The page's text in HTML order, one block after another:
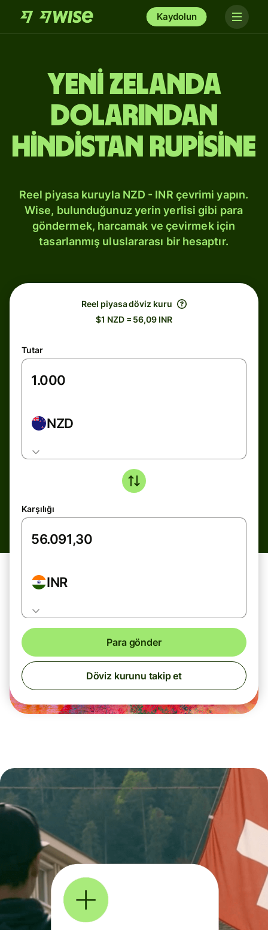
Kaydolun
Yeni Zelanda
dolarından
Hindistan rupisine
Reel piyasa kuruyla NZD - INR çevrimi yapın.
Wise, bulunduğunuz yerin yerlisi gibi para
göndermek, harcamak ve çevirmek için
tasarlanmış uluslararası bir hesaptır.
Reel piyasa döviz kuru
$1 NZD = 56,09 INR
Tutar
NZD
Karşılığı
INR
Para gönder
Döviz kurunu takip et